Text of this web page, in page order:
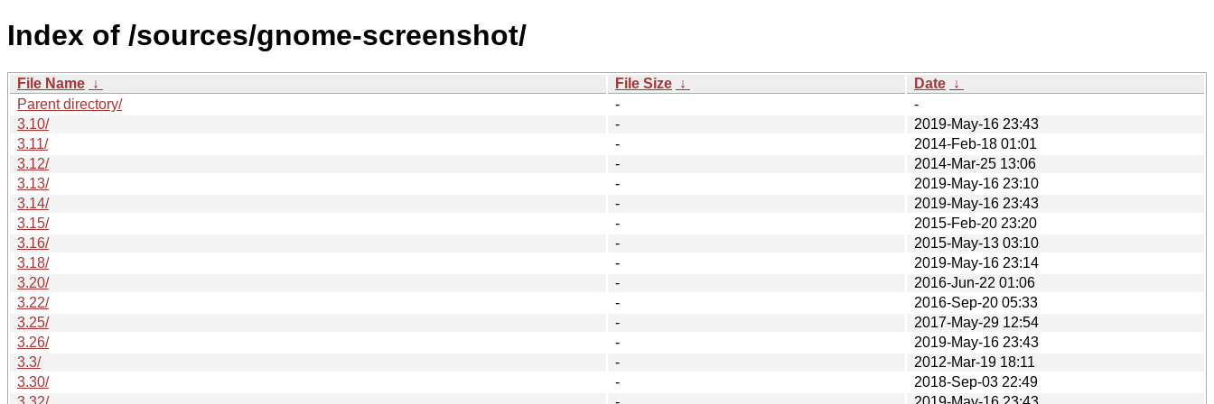
Index of /sources/gnome-screenshot/
File Name ↓ File Size ↓ Date ↓
Parent directory/
-
-
3.10/
-
2019-May-16 23:43
3.11/
-
2014-Feb-18 01:01
3.12/
-
2014-Mar-25 13:06
3.13/
-
2019-May-16 23:10
3.14/
-
2019-May-16 23:43
3.15/
-
2015-Feb-20 23:20
3.16/
-
2015-May-13 03:10
3.18/
-
2019-May-16 23:14
3.20/
-
2016-Jun-22 01:06
3.22/
-
2016-Sep-20 05:33
3.25/
-
2017-May-29 12:54
3.26/
-
2019-May-16 23:43
3.3/
-
2012-Mar-19 18:11
3.30/
-
2018-Sep-03 22:49